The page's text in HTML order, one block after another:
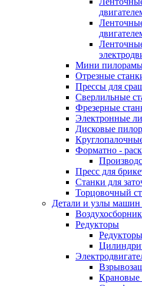
Мини
Отрезные
Прессы для
Сверлильные
Фрезерные
Электронные
Дисковые
Форматно -
Пресс для
Станки для
Торцовочный
Детали и узлы машин
Редукторы
Крановые